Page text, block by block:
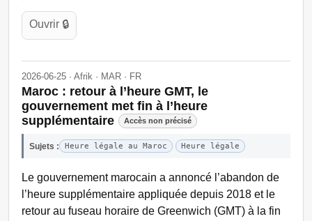
Ouvrir 🔒
2026-06-25 · Afrik · MAR · FR
Maroc : retour à l’heure GMT, le
gouvernement met fin à l’heure
supplémentaire
Accès non précisé
Sujets : Heure légale au Maroc Heure légale
Le gouvernement marocain a annoncé l’abandon de
l’heure supplémentaire appliquée depuis 2018 et le
retour au fuseau horaire de Greenwich (GMT) à la fin